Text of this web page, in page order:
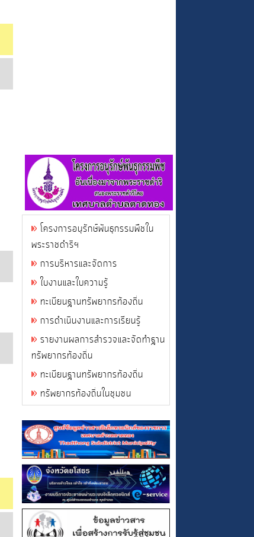
โครงการอนุรักษ์พันธุกรรมพืชใน
พระราชดำริฯ
การบริหารและจัดการ
ใบงานและใบความรู้
ทะเบียนฐานทรัพยากรท้องถิ่น
การดำเนินงานและการเรียนรู้
รายงานผลการสำรวจและจัดทำฐาน
ทรัพยากรท้องถิ่น
ทะเบียนฐานทรัพยากรท้องถิ่น
ทรัพยากรท้องถิ่นในชุมชน